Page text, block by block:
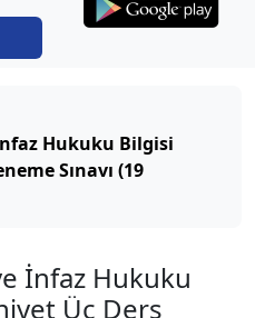
Hukuku Bilgisi
Sınavı (19
İnfaz Hukuku
Üç Ders